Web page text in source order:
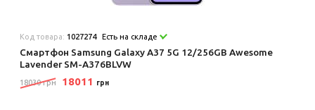
Код товара: 1027274 Есть на складе
Смартфон Samsung Galaxy A37 5G 12/256GB Awesome
Lavender SM-A376BLVW
18030 грн 18011 грн